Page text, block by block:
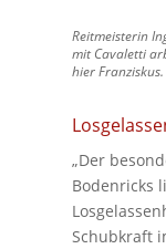
Reitmeisterin
mit Cavaletti
hier
„Der
Bodenricks
Schubkraft